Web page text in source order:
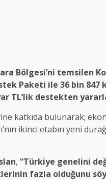
Bölgesi’ni temsilen
Paketi ile 36 bin 847
TL’lik destekten
katkıda bulunarak;
ikinci etabın yeni
, “Türkiye genelini
fazla olduğunu